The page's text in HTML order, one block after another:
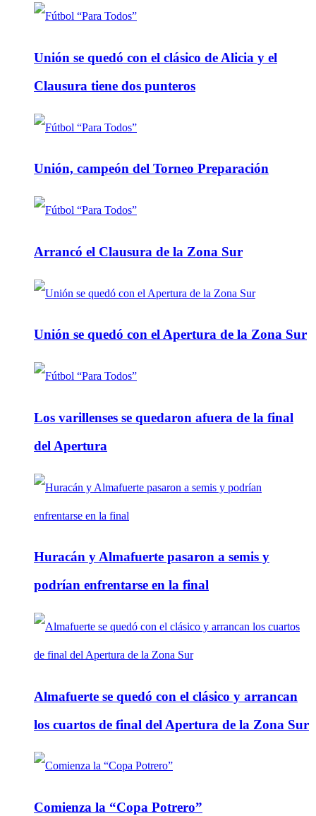
Unión se quedó con el clásico de Alicia y el
Clausura tiene dos punteros
Unión, campeón del Torneo Preparación
Arrancó el Clausura de la Zona Sur
Unión se quedó con el Apertura de la Zona Sur
Los varillenses se quedaron afuera de la final
del Apertura
Huracán y Almafuerte pasaron a semis y
podrían enfrentarse en la final
Almafuerte se quedó con el clásico y arrancan
los cuartos de final del Apertura de la Zona Sur
Comienza la “Copa Potrero”